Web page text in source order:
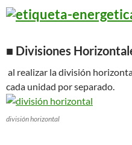
■ Divisiones
al realizar la división
cada unidad por separado.
división horizontal